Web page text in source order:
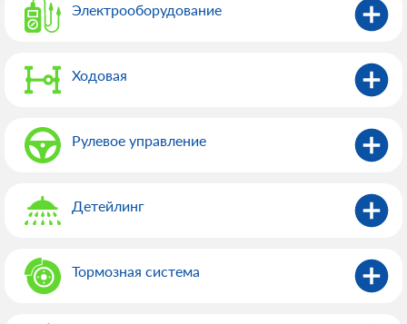
Электрооборудованиe
Ходовая
Рулевое управление
Детейлинг
Тормозная система